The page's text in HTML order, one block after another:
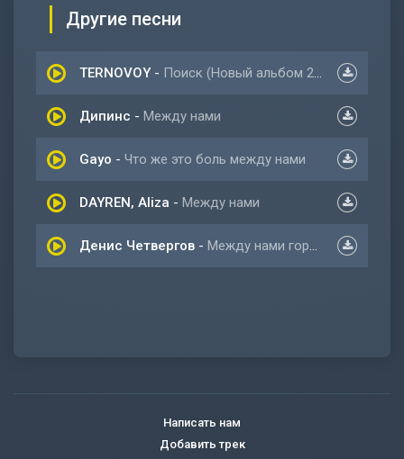
Другие песни
TERNOVOY - Поиск (Новый альбом 2022)
Дипинс - Между нами
Gayo - Что же это боль между нами
DAYREN, Aliza - Между нами
Денис Четвергов - Между нами города между нами поезда
Написать нам
Добавить трек